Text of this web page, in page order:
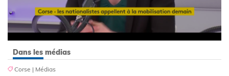
Dans les médias
Corse | Médias